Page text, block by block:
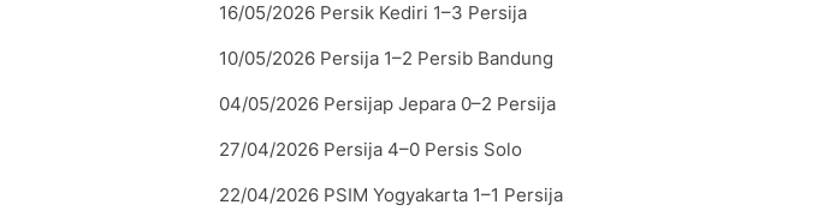
16/05/2026 Persik Kediri 1–3 Persija
10/05/2026 Persija 1–2 Persib Bandung
04/05/2026 Persijap Jepara 0–2 Persija
27/04/2026 Persija 4–0 Persis Solo
22/04/2026 PSIM Yogyakarta 1–1 Persija